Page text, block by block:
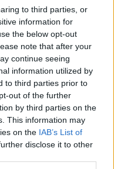
to third parties, or
information for
the below opt-out
note that after your
continue seeing
information utilized by
to third parties prior to
out of the further
by third parties on the
This information may
on the IAB’s List of
disclose it to other
este undeva la
mai jos – și va
foștii lui colegi: ”V-a